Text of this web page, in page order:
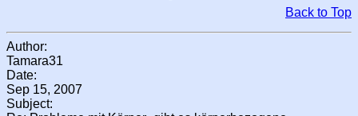
Back to Top
Author:
Tamara31
Date:
Sep 15, 2007
Subject: